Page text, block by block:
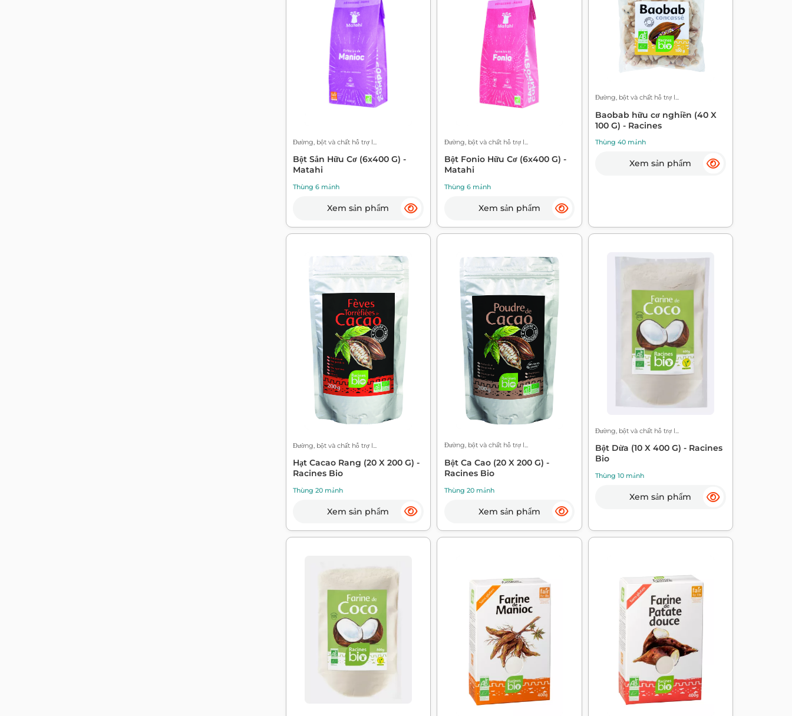
Đường, bột và chất hỗ trợ l...
Bột Sắn Hữu Cơ (6x400 G) -
Matahi
Thùng 6 mảnh
Xem sản phẩm
Đường, bột và chất hỗ trợ l...
Bột Fonio Hữu Cơ (6x400 G) -
Matahi
Thùng 6 mảnh
Xem sản phẩm
Đường, bột và chất hỗ trợ l...
Baobab hữu cơ nghiền (40 X
100 G) - Racines
Thùng 40 mảnh
Xem sản phẩm
Đường, bột và chất hỗ trợ l...
Hạt Cacao Rang (20 X 200 G) -
Racines Bio
Thùng 20 mảnh
Xem sản phẩm
Đường, bột và chất hỗ trợ l...
Bột Ca Cao (20 X 200 G) -
Racines Bio
Thùng 20 mảnh
Xem sản phẩm
Đường, bột và chất hỗ trợ l...
Bột Dừa (10 X 400 G) - Racines
Bio
Thùng 10 mảnh
Xem sản phẩm